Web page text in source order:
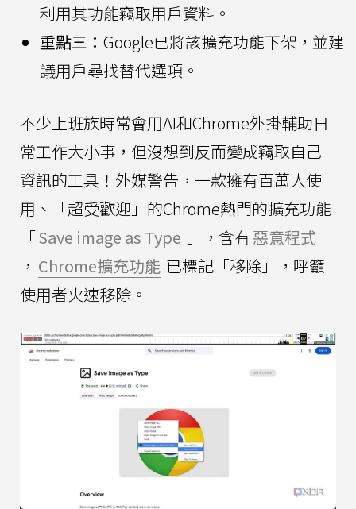
利用其功能竊取用戶資料。
重點三： Google已將該擴充功能下架，並建
議用戶尋找替代選項。
不少上班族時常會用AI和Chrome外掛輔助日
常工作大小事，但沒想到反而變成竊取自己
資訊的工具！外媒警告，一款擁有百萬人使
用、「超受歡迎」的Chrome熱門的擴充功能
「Save image as Type 」，含有惡意程式
， Chrome擴充功能 已標記「移除」，呼籲
使用者火速移除。